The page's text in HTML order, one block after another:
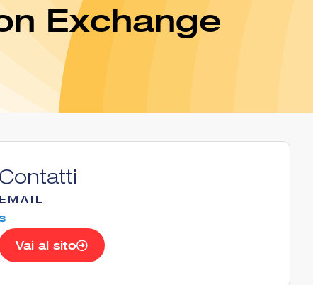
Exchange
Contatti
EMAIL
Vai al sito